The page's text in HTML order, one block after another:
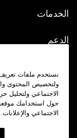
الخدمات
الدعم
حاسبة العملات
تداول
نستخدم ملفات
ولتخصيص المحتوى
الاجتماعي ولتحليل
حول استخدامك
الاجتماعي والإعلانات